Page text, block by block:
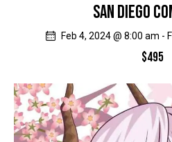
SAN DIEGO
Feb 4, 2024 @ 8:00 am -
$495